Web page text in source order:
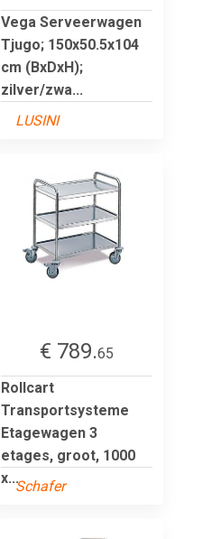
Vega Serveerwagen
Tjugo; 150x50.5x104
cm (BxDxH);
zilver/zwa...
LUSINI
€ 789.65
Rollcart
Transportsysteme
Etagewagen 3
etages, groot, 1000
x...Schafer